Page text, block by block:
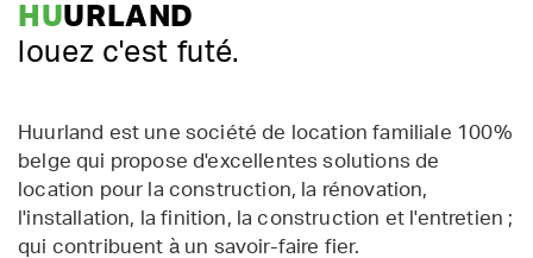
HUURLAND
louez c'est futé.
Huurland est une société de location familiale 100%
belge qui propose d'excellentes solutions de
location pour la construction, la rénovation,
l'installation, la finition, la construction et l'entretien ;
qui contribuent à un savoir-faire fier.